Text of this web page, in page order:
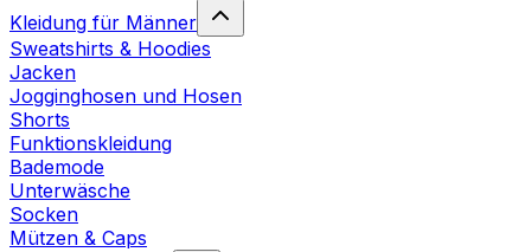
Kleidung für Männer
Sweatshirts & Hoodies
Jacken
Jogginghosen und Hosen
Shorts
Funktionskleidung
Bademode
Unterwäsche
Socken
Mützen & Caps